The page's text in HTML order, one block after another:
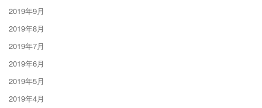
2019年9月
2019年8月
2019年7月
2019年6月
2019年5月
2019年4月